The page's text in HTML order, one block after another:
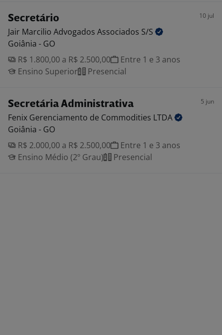
Secretário 10 jul
Jair Marcilio Advogados Associados S/S
Goiânia - GO
R$ 1.800,00 a R$ 2.500,00
Entre 1 e 3 anos
Ensino Superior
Presencial
Secretária Administrativa 5 jun
Fenix Gerenciamento de Commodities LTDA
Goiânia - GO
R$ 2.000,00 a R$ 2.500,00
Entre 1 e 3 anos
Ensino Médio (2º Grau)
Presencial